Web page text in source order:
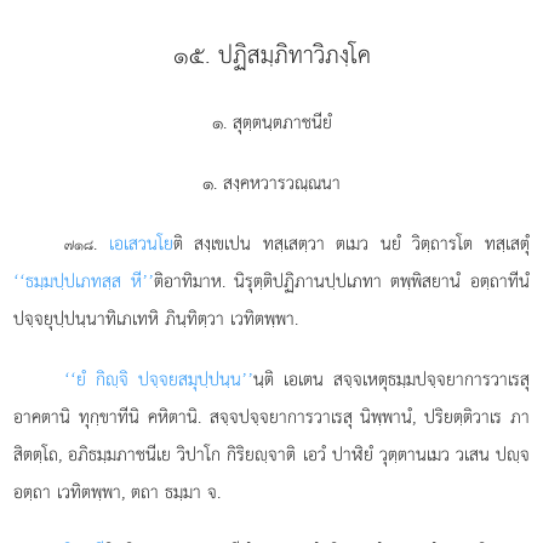
๑๕. ปฏิสมฺภิทาวิภงฺโค
๑. สุตฺตนฺตภาชนียํ
๑. สงฺคหวารวณฺณนา
๗๑๘. เอเสวนโยติ สงฺเขเปน ทสฺเสตฺวา ตเมว นยํ วิตฺถารโต ทสฺเสตุํ
‘‘ธมฺมปฺปเภทสฺส หี’’ติอาทิมาห. นิรุตฺติปฏิภานปฺปเภทา ตพฺพิสยานํ อตฺถาทีนํ
ปจฺจยุปฺปนฺนาทิเภเทหิ ภินฺทิตฺวา เวทิตพฺพา.
‘‘ยํ กิฺจิ ปจฺจยสมุปฺปนฺน’’นฺติ เอเตน สจฺจเหตุธมฺมปจฺจยาการวาเรสุ
อาคตานิ ทุกฺขาทีนิ คหิตานิ. สจฺจปจฺจยาการวาเรสุ นิพฺพานํ, ปริยตฺติวาเร ภา
สิตตฺโถ, อภิธมฺมภาชนีเย วิปาโก กิริยฺจาติ เอวํ ปาฬิยํ วุตฺตานเมว วเสน ปฺจ
อตฺถา เวทิตพฺพา, ตถา ธมฺมา จ.